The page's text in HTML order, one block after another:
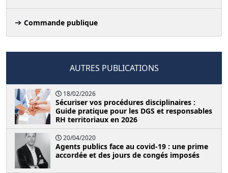
Commande publique
AUTRES PUBLICATIONS
18/02/2026
Sécuriser vos procédures disciplinaires :
Guide pratique pour les DGS et responsables
RH territoriaux en 2026
20/04/2020
Agents publics face au covid-19 : une prime
accordée et des jours de congés imposés